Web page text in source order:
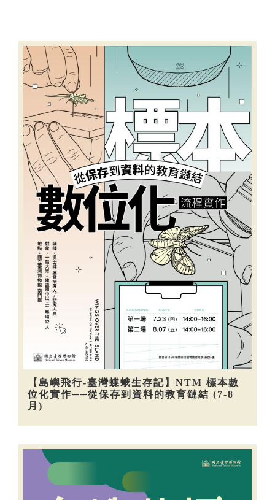
【島嶼飛行-臺灣蝶蛾生存記】NTM 標本數
位化實作──從保存到資料的教育鏈結 (7-8
月)